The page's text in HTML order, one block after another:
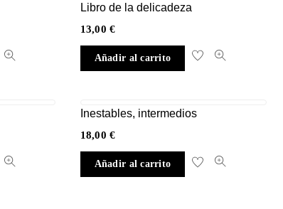
Libro de la delicadeza
13,00€
Añadir al carrito
Inestables, intermedios
18,00€
Añadir al carrito